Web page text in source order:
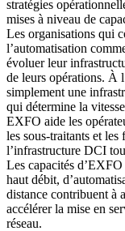
stratégies
mises à niveau de
Les organisations qui
l’automatisation
évoluer leur
de leurs opérations. À
simplement une
qui détermine la
EXFO aide les
les sous-traitants et les
l’infrastructure DCI
Les capacités
haut débit,
distance contribuent à
accélérer la mise en
réseau.